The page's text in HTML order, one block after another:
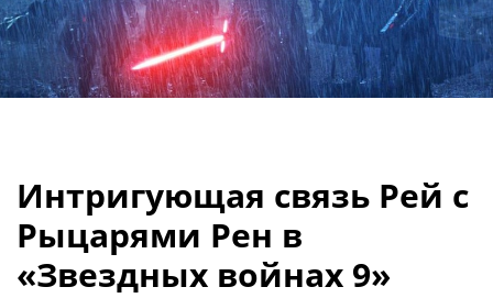
Интригующая связь Рей с
Рыцарями Рен в
«Звездных войнах 9»